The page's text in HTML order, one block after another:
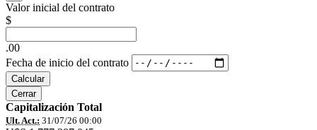
Valor inicial del contrato
$
.00
Fecha de inicio del contrato
Calcular
Cerrar
Capitalización Total
Ult. Act.: 31/07/26 00:00